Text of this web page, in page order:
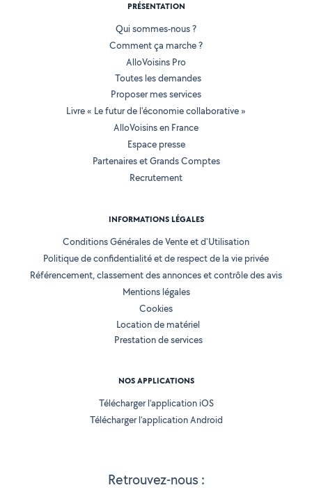
Retrouvez-nous :
PRÉSENTATION
Qui sommes-nous ?
Comment ça marche ?
AlloVoisins Pro
Toutes les demandes
Proposer mes services
Livre « Le futur de l'économie collaborative »
AlloVoisins en France
Espace presse
Partenaires et Grands Comptes
Recrutement
INFORMATIONS LÉGALES
Conditions Générales de Vente et d'Utilisation
Politique de confidentialité et de respect de la vie privée
Référencement, classement des annonces et contrôle des avis
Mentions légales
Cookies
Location de matériel
Prestation de services
NOS APPLICATIONS
Télécharger l’application iOS
Télécharger l’application Android